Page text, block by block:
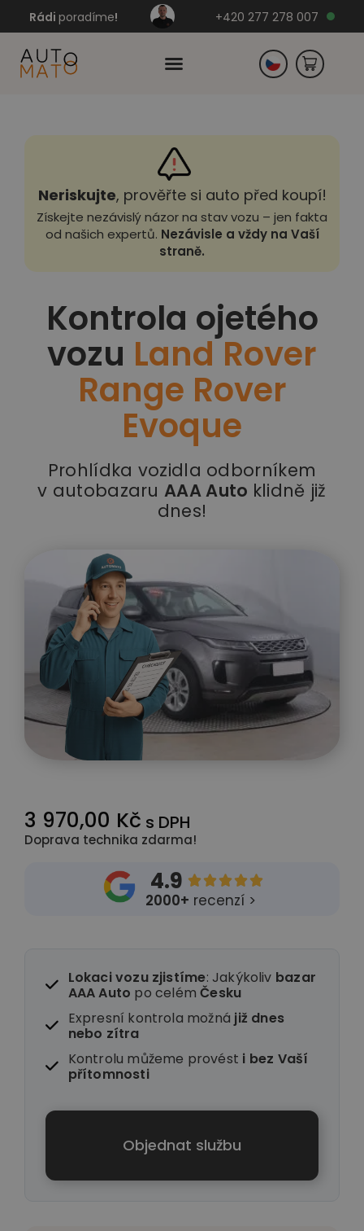
Rádi poradíme! +420 277 278 007
Neriskujte, prověřte si auto před koupí!
Získejte nezávislý názor na stav vozu – jen fakta
od našich expertů. Nezávisle a vždy na Vaší
straně.
Kontrola ojetého
vozu Land Rover
Range Rover
Evoque
Prohlídka vozidla odborníkem
v autobazaruAAA Auto klidně již
dnes!
3 970,00 Kč s DPH
Doprava technika zdarma!
4.9 
2000+ recenzí >
Lokaci vozu zjistíme: Jakýkoliv bazar
AAA Auto po celémČesku
Expresní kontrola možná již dnes
nebo zítra
Kontrolu můžeme provést i bez Vaší
přítomnosti
Objednat službu